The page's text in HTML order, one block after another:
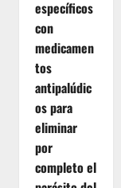
específicos
con
medicamen
tos
antipalúdic
os para
eliminar
por
completo el